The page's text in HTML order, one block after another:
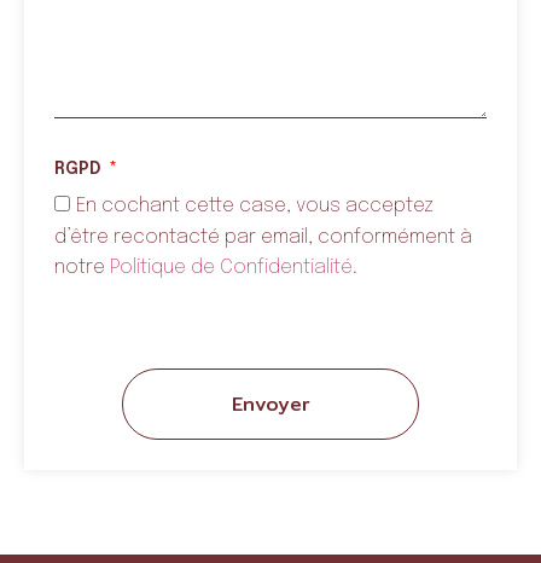
RGPD
En cochant cette case, vous acceptez
d’être recontacté par email, conformément à
notre Politique de Confidentialité.
Envoyer